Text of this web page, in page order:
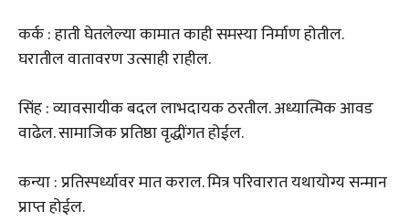
कर्क : हाती घेतलेल्या कामात काही समस्या निर्माण होतील.
घरातील वातावरण उत्साही राहील.
सिंह : व्यावसायीक बदल लाभदायक ठरतील. अध्यात्मिक आवड
वाढेल. सामाजिक प्रतिष्ठा वृद्धींगत होईल.
कन्या : प्रतिस्पर्ध्यावर मात कराल. मित्र परिवारात यथायोग्य सन्मान
प्राप्त होईल.